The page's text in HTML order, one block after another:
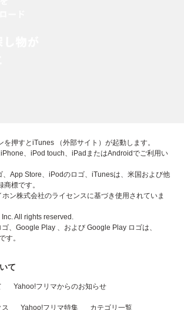
を押すとiTunes （外部サイト）が起動します。
iPhone、iPod touch、iPadまたはAndroidでご利用い
、App Store、iPodのロゴ、iTunesは、米国および他
標です。
ホン株式会社のライセンスに基づき使用されていま
Inc. All rights reserved.
、Google Play 、および Google Play ロゴは、
す。
て
Yahoo!フリマからのお知らせ
Yahoo!フリマ特集 カテゴリ一覧